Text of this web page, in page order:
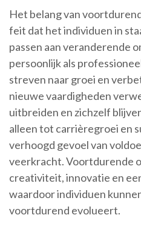
Het belang van
feit dat het individuen in
passen aan veranderende
persoonlijk als
streven naar groei en
nieuwe vaardigheden
uitbreiden en zichzelf
alleen tot carrièregroei en
verhoogd gevoel van
veerkracht. Voortdurende
creativiteit, innovatie en
waardoor individuen
voortdurend evolueert.